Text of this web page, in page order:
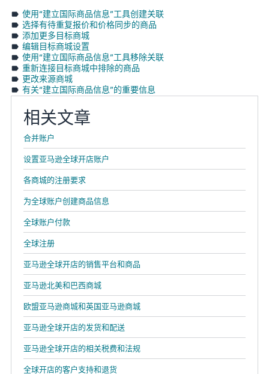
使用“建立国际商品信息”工具创建关联
选择有待重复报价和价格同步的商品
添加更多目标商城
编辑目标商城设置
使用“建立国际商品信息”工具移除关联
重新连接目标商城中排除的商品
更改来源商城
有关“建立国际商品信息”的重要信息
相关文章
合并账户
设置亚马逊全球开店账户
各商城的注册要求
为全球账户创建商品信息
全球账户付款
全球注册
亚马逊全球开店的销售平台和商品
亚马逊北美和巴西商城
欧盟亚马逊商城和英国亚马逊商城
亚马逊全球开店的发货和配送
亚马逊全球开店的相关税费和法规
全球开店的客户支持和退货